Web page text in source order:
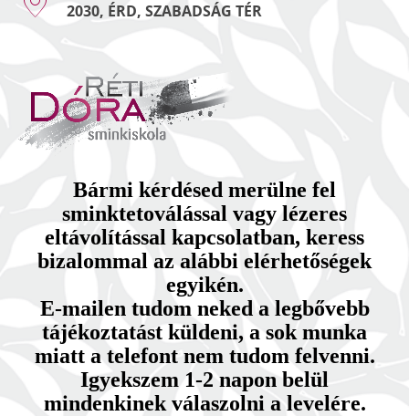
2030, ÉRD, SZABADSÁG TÉR
Bármi kérdésed merülne fel
sminktetoválással vagy lézeres
eltávolítással kapcsolatban, keress
bizalommal az alábbi elérhetőségek
egyikén.
E-mailen tudom neked a legbővebb
tájékoztatást küldeni, a sok munka
miatt a telefont nem tudom felvenni.
Igyekszem 1-2 napon belül
mindenkinek válaszolni a levelére.